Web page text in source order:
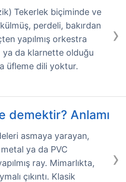
›
Tekerlek biçiminde ve
perdeli, bakırdan
yapılmış orkestra
da klarnette olduğu
üfleme dili yoktur.
demektir? Anlamı
›
asmaya yarayan,
ya da PVC
ray. Mimarlıkta,
çıkıntı. Klasik